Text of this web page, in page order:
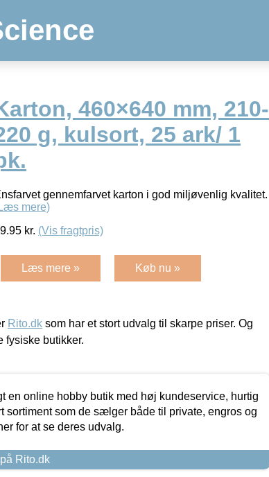
460×640 mm, 210-
g, kulsort, 25 ark/ 1
gennemfarvet karton i god miljøvenlig kvalitet.
mere)
kr. (Vis fragtpris)
Læs mere » Køb nu »
Rito.dk som har et stort udvalg til skarpe priser. Og
fysiske butikker.
en online hobby butik med høj kundeservice, hurtig
sortiment som de sælger både til private, engros og
for at se deres udvalg.
Rito.dk